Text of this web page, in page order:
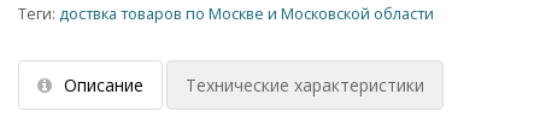
Теги: доствка товаров по Москве и Московской области
Описание Технические характеристики